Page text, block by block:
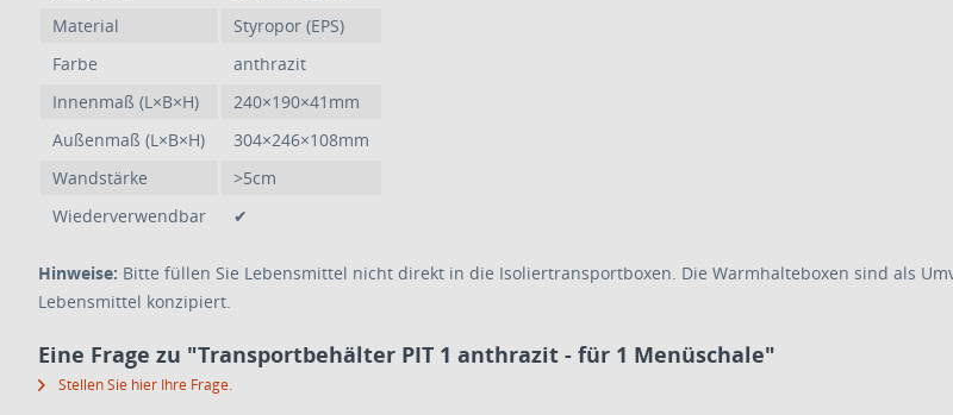
Material
Styropor (EPS)
Farbe
anthrazit
Innenmaß (L×B×H)
240×190×41mm
Außenmaß (L×B×H)
304×246×108mm
Wandstärke
>5cm
Wiederverwendbar
✔
Hinweise: Bitte füllen Sie Lebensmittel nicht direkt in die Isoliertransportboxen. Die Warmhalteboxen sind als
Lebensmittel konzipiert.
Eine Frage zu "Transportbehälter PIT 1 anthrazit - für 1 Menüschale"
Stellen Sie hier Ihre Frage.